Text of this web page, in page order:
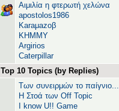
Αιμιλία η φτερωτή χελώνα
apostolos1986
Karaμazoβ
ΚΗΜΜΥ
Argirios
Caterpillar
Top 10 Topics (by Replies)
Των συνειρμών το παίγνιο...
H Στοά των Off Topic
I know U!! Game